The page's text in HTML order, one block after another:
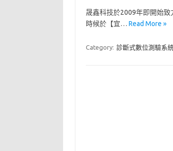
e
o
k
t
d
晟鑫科技於2009年即開始
時候於【宜… Read More »
Category: 診斷式數位測驗系